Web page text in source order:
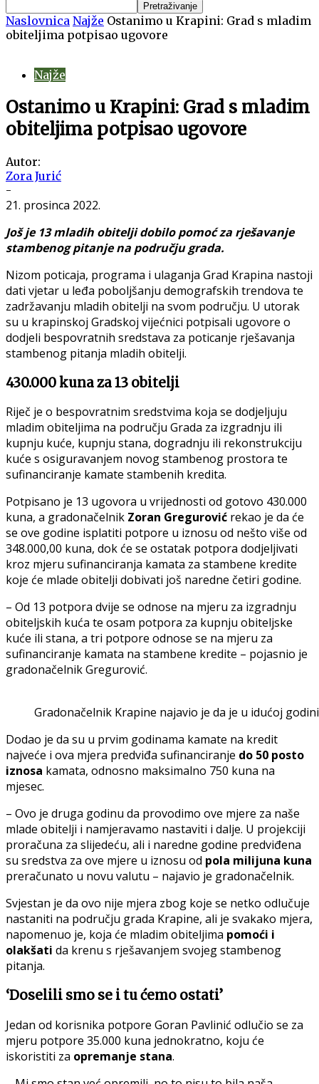
Naslovnica Najže Ostanimo u Krapini: Grad s mladim
obiteljima potpisao ugovore
Najže
Ostanimo u Krapini: Grad s mladim
obiteljima potpisao ugovore
Autor:
Zora Jurić
-
21. prosinca 2022.
Još je 13 mladih obitelji dobilo pomoć za rješavanje
stambenog pitanje na području grada.
Nizom poticaja, programa i ulaganja Grad Krapina nastoji
dati vjetar u leđa poboljšanju demografskih trendova te
zadržavanju mladih obitelji na svom području. U utorak
su u krapinskoj Gradskoj vijećnici potpisali ugovore o
dodjeli bespovratnih sredstava za poticanje rješavanja
stambenog pitanja mladih obitelji.
430.000 kuna za 13 obitelji
Riječ je o bespovratnim sredstvima koja se dodjeljuju
mladim obiteljima na području Grada za izgradnju ili
kupnju kuće, kupnju stana, dogradnju ili rekonstrukciju
kuće s osiguravanjem novog stambenog prostora te
sufinanciranje kamate stambenih kredita.
Potpisano je 13 ugovora u vrijednosti od gotovo 430.000
kuna, a gradonačelnik Zoran Gregurović rekao je da će
se ove godine isplatiti potpore u iznosu od nešto više od
348.000,00 kuna, dok će se ostatak potpora dodjeljivati
kroz mjeru sufinanciranja kamata za stambene kredite
koje će mlade obitelji dobivati još naredne četiri godine.
– Od 13 potpora dvije se odnose na mjeru za izgradnju
obiteljskih kuća te osam potpora za kupnju obiteljske
kuće ili stana, a tri potpore odnose se na mjeru za
sufinanciranje kamata na stambene kredite – pojasnio je
gradonačelnik Gregurović.
Gradonačelnik Krapine najavio je da je u idućoj
Dodao je da su u prvim godinama kamate na kredit
najveće i ova mjera predviđa sufinanciranje do 50 posto
iznosa kamata, odnosno maksimalno 750 kuna na
mjesec.
– Ovo je druga godinu da provodimo ove mjere za naše
mlade obitelji i namjeravamo nastaviti i dalje. U projekciji
proračuna za slijedeću, ali i naredne godine predviđena
su sredstva za ove mjere u iznosu od pola milijuna kuna
preračunato u novu valutu – najavio je gradonačelnik.
Svjestan je da ovo nije mjera zbog koje se netko odlučuje
nastaniti na području grada Krapine, ali je svakako mjera,
napomenuo je, koja će mladim obiteljima pomoći i
olakšati da krenu s rješavanjem svojeg stambenog
pitanja.
‘Doselili smo se i tu ćemo ostati’
Jedan od korisnika potpore Goran Pavlinić odlučio se za
mjeru potpore 35.000 kuna jednokratno, koju će
iskoristiti za opremanje stana.